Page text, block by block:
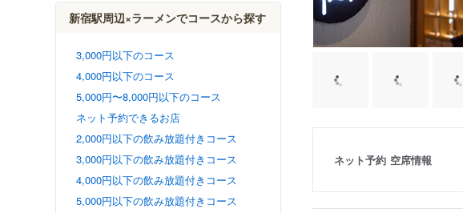
新宿駅周辺×ラーメンでコースから探す
3,000円以下のコース
4,000円以下のコース
5,000円〜8,000円以下のコース
ネット予約できるお店
2,000円以下の飲み放題付きコース
3,000円以下の飲み放題付きコース
4,000円以下の飲み放題付きコース
5,000円以下の飲み放題付きコース
ネット予約 空席情報